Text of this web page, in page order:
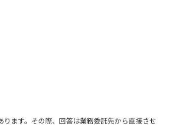
ます。その際、回答は業務委託先から直接させ